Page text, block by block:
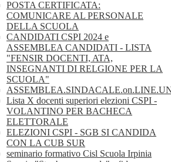
POSTA CERTIFICATA:
COMUNICARE AL PERSONALE
DELLA SCUOLA
CANDIDATI CSPI 2024 e
ASSEMBLEA CANDIDATI - LISTA
"FENSIR DOCENTI, ATA,
INSEGNANTI DI RELGIONE PER LA
SCUOLA"
Lista X docenti superiori elezioni CSPI -
VOLANTINO PER BACHECA
ELETTORALE
ELEZIONI CSPI - SGB SI CANDIDA
CON LA CUB SUR
seminario formativo Cisl Scuola Irpinia